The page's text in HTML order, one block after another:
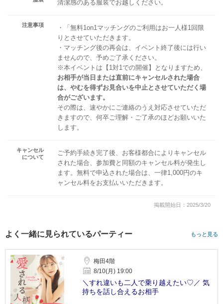
清潔感のある服装でお越しください。
注意事項
・「無料1on1マッチングのご利用はお一人様1回限
りとさせていただきます。
・マッチング後の再会は、イベント終了後には行い
ませんので、予めご了承ください。
※本イベントは【1対1での開催】となりますため、
お相手が当日または直前にキャンセルされた場合
は、やむを得ずお見合いを中止とさせていただく場
合がございます。
その際は、速やかにご連絡のうえ対応させていただ
きますので、何卒ご理解・ご了承のほどお願いいた
します。
キャンセル
について
ご予約手続き完了後、お客様都合によりキャンセル
された場合、参加費と同額のキャンセル料が発生し
ます。無料で申込された場合は、一律1,000円のキ
ャンセル料をお支払いいただきます。
掲載開始日：2025/3/20
よく一緒に見られているパーティー もっと見る
梅田4階
8/10(月) 19:00
＼すれ違いも二人で乗り越えたい♡／ 気
持ちを話し合えるお相手